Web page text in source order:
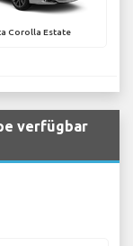
Corolla Estate
verfügbar